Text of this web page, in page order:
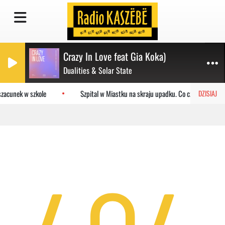
Crazy In Love feat Gia Koka)
Dualities & Solar State
DZISIAJ
w szkole Szpital w Miastku na skraju upadku. Co czeka